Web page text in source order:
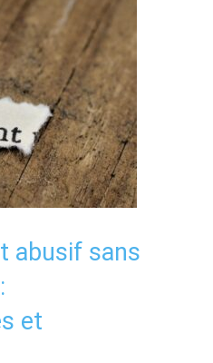
abusif sans
et